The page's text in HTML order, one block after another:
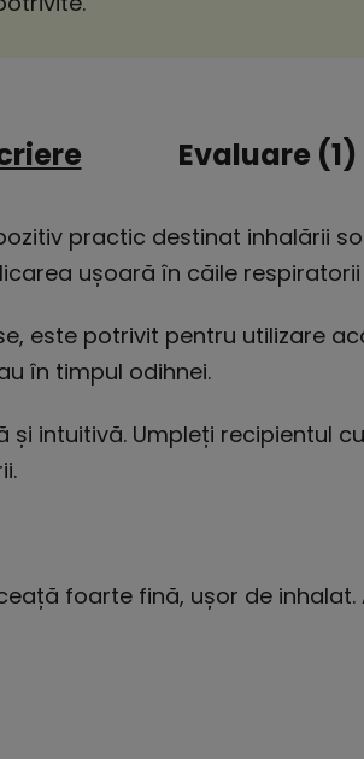
Evaluare (1)
practic destinat inhalării
ușoară în căile
este potrivit pentru utilizare
în timpul odihnei.
intuitivă. Umpleți recipientul
foarte fină, ușor de